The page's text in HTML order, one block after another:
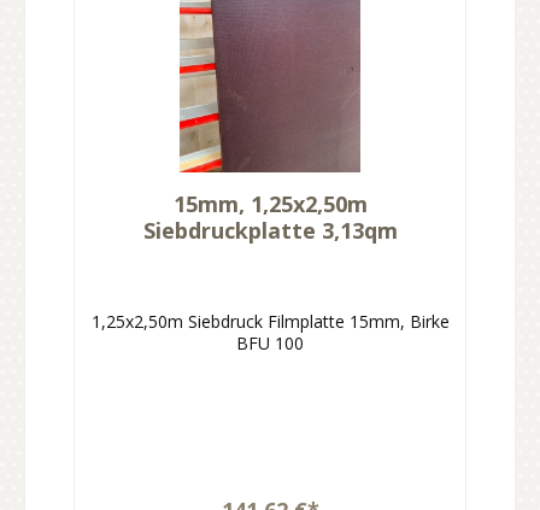
15mm, 1,25x2,50m
Siebdruckplatte 3,13qm
1,25x2,50m Siebdruck Filmplatte 15mm, Birke
BFU 100